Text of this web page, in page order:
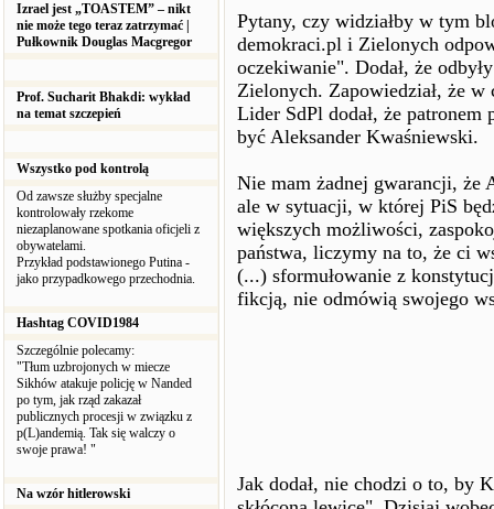
Izrael jest „TOASTEM” – nikt
nie może tego teraz zatrzymać |
Pułkownik Douglas Macgregor
Prof. Sucharit Bhakdi: wykład
na temat szczepień
Wszystko pod kontrolą
Od zawsze służby specjalne
kontrolowały rzekome
niezaplanowane spotkania oficjeli z
obywatelami.
Przykład podstawionego Putina -
jako przypadkowego przechodnia.
Hashtag COVID1984
Szczególnie polecamy:
"Tłum uzbrojonych w miecze
Sikhów atakuje policję w Nanded
po tym, jak rząd zakazał
publicznych procesji w związku z
p(L)andemią. Tak się walczy o
swoje prawa! "
Na wzór hitlerowski
Pytany, czy widziałby w tym
demokraci.pl i Zielonych
oczekiwanie". Dodał, że
Zielonych. Zapowiedział, że
Lider SdPl dodał, że
być Aleksander Kwaśniewski.
Nie mam żadnej gwarancji, że
ale w sytuacji, w której PiS
większych możliwości,
państwa, liczymy na to, że ci
(...) sformułowanie z
fikcją, nie odmówią swojego
Jak dodał, nie chodzi o to, by